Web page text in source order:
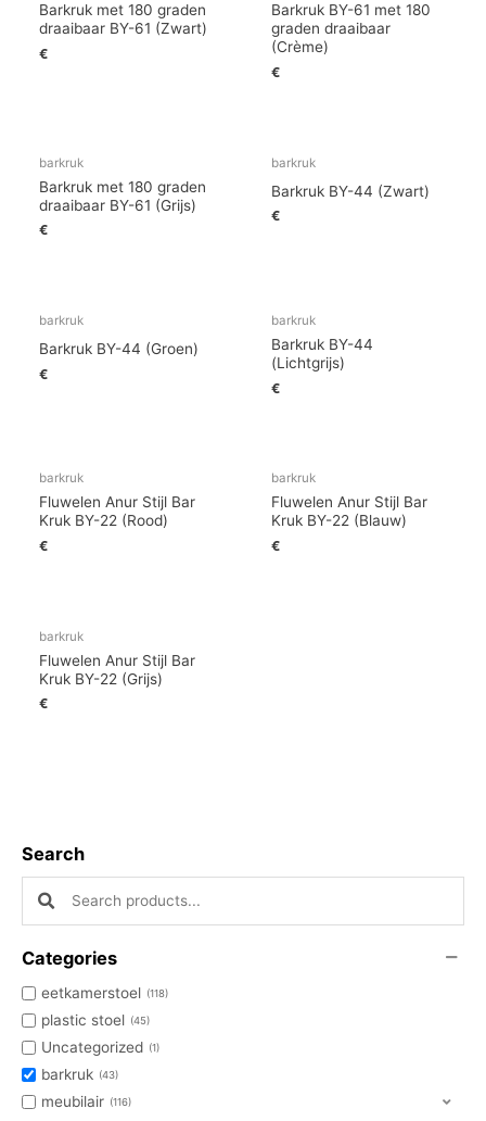
Search
Search products:
Categories
eetkamerstoel 118
plastic stoel 45
Uncategorized 1
barkruk 43
meubilair 116
Barkruk met 180 graden
draaibaar BY-61 (Zwart)
€
Barkruk BY-61 met 180
graden draaibaar
(Crème)
€
barkruk
Barkruk met 180 graden
draaibaar BY-61 (Grijs)
€
barkruk
Barkruk BY-44 (Zwart)
€
barkruk
Barkruk BY-44 (Groen)
€
barkruk
Barkruk BY-44
(Lichtgrijs)
€
barkruk
Fluwelen Anur Stijl Bar
Kruk BY-22 (Rood)
€
barkruk
Fluwelen Anur Stijl Bar
Kruk BY-22 (Blauw)
€
barkruk
Fluwelen Anur Stijl Bar
Kruk BY-22 (Grijs)
€